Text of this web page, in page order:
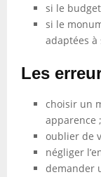
si le
si le
adaptées
Les
choisir un
apparence ;
oublier de
négliger
demander